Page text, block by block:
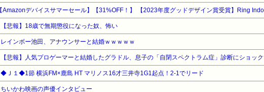
【悲報】18歳で無期懲役になった奴、怖い
レインボー池田、アナウンサーと結婚ｗｗｗｗｗ
【悲報】人気プロゲーマーと結婚したグラドル、息子の「自閉スペクトラム症」診断にショック
◆Ｊ１◆1節 横浜FM×鹿島 HT マリノス16才三井寺1G1起点！2-1でリード
ちいかわ映画の声優インタビュー